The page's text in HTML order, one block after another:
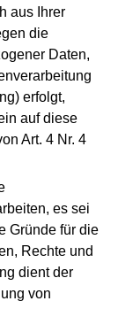
aus Ihrer
die
Daten,
erfolgt,
auf diese
Art. 4 Nr. 4
es sei
Gründe für die
Rechte und
dient der
von